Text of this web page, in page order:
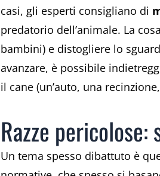
casi, gli esperti consigliano di
predatorio dell’animale. La
bambini) e distogliere lo
avanzare, è possibile
il cane (un’auto, una
Razze
Un tema spesso dibattuto è